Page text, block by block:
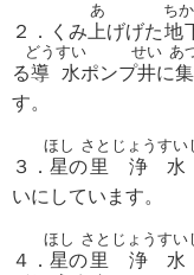
２．くみ上
あ
げげた地
ち
る導水
どうすい
ポンプ井
せい
に集
あ
す。
３． 星
ほし
の里浄
さとじょうすい
いにしています。
４． 星
ほし
の里浄
さとじょうすい